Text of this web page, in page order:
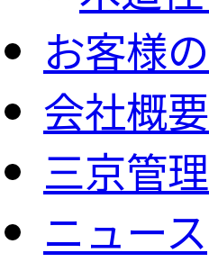
お客様
会社概要
三京管理
ニュース